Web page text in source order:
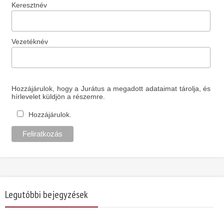
Keresztnév
Vezetéknév
Hozzájárulok, hogy a Jurátus a megadott adataimat tárolja, és
hírlevelet küldjön a részemre.
Hozzájárulok.
Legutóbbi bejegyzések